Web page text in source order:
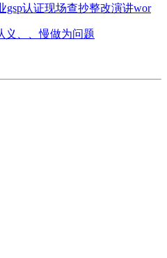
gsp认证现场查抄整改演讲wor
义、、慢做为问题